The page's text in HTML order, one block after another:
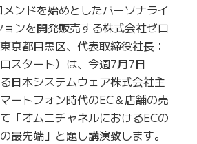
ンドを始めとしたパーソナライ
ンを開発販売する株式会社ゼロ
京都目黒区、代表取締役社長：
スタート）は、今週7月7日
日本システムウェア株式会社主
ートフォン時代のEC＆店舗の売
「オムニチャネルにおけるECの
最先端」と題し講演致します。